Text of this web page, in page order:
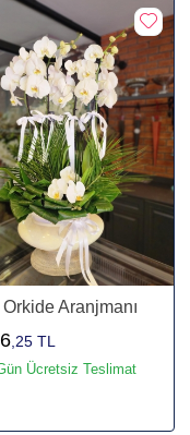
Orkide Aranjmanı
,25 TL
Ücretsiz Teslimat